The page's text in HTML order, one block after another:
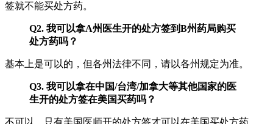
签就不能买处方药。
Q2. 我可以拿A州医生开的处方签到B州药局购买
处方药吗？
基本上是可以的，但各州法律不同，请以各州规定为准。
Q3. 我可以拿在中国/台湾/加拿大等其他国家的医
生开的处方签在美国买药吗？